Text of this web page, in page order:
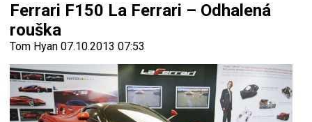
Ferrari F150 La Ferrari – Odhalená
rouška
Tom Hyan 07.10.2013 07:53